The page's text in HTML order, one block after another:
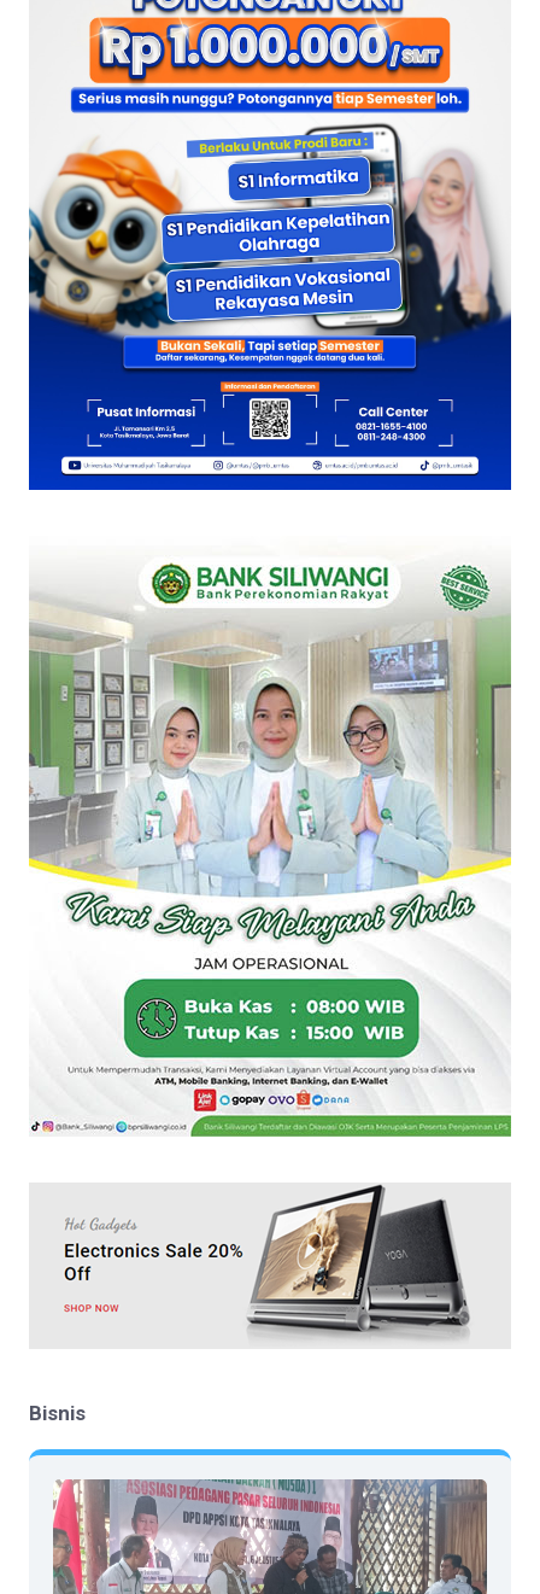
Bisnis